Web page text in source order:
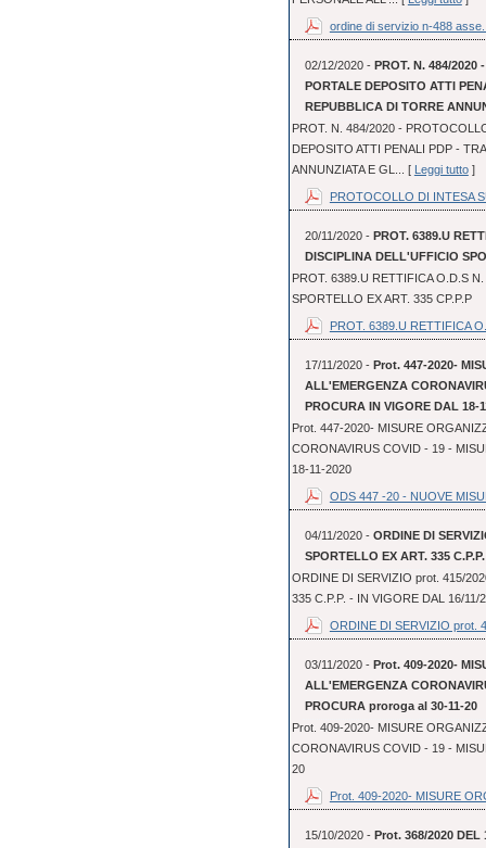
ordine di servizio n-488
02/12/2020 - PROT. N. 484/2020
PORTALE DEPOSITO ATTI
REPUBBLICA DI TORRE
PROT. N. 484/2020 -
DEPOSITO ATTI PENALI PDP -
ANNUNZIATA E GL... [ Leggi tutto]
PROTOCOLLO DI INTESA
20/11/2020 - PROT. 6389.U
DISCIPLINA DELL'UFFICIO
PROT. 6389.U RETTIFICA O.D.S
SPORTELLO EX ART. 335 CP.P.P
PROT. 6389.U RETTIFICA
17/11/2020 - Prot. 447-2020-
ALL'EMERGENZA
PROCURA IN VIGORE DAL 18-
Prot. 447-2020- MISURE
CORONAVIRUS COVID - 19 -
18-11-2020
ODS 447 -20 - NUOVE
04/11/2020 - ORDINE DI
SPORTELLO EX ART. 335
ORDINE DI SERVIZIO prot. 415/
335 C.P.P. - IN VIGORE DAL 16/11/
ORDINE DI SERVIZIO prot.
03/11/2020 - Prot. 409-2020-
ALL'EMERGENZA
PROCURA proroga al 30-11-20
Prot. 409-2020- MISURE
CORONAVIRUS COVID - 19 -
20
Prot. 409-2020- MISURE
15/10/2020 - Prot. 368/2020 DEL